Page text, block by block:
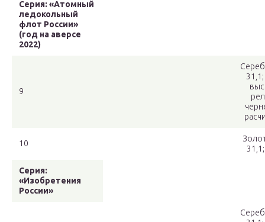
Серия: «Атомный
ледокольный
флот России»
(год на аверсе
2022)
9
10
Серия:
«Изобретения
России»